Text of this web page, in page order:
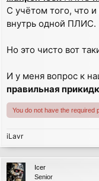
С учётом того, что
внутрь одной ПЛИС.
Но это чисто вот
И у меня вопрос к
правильная
You do not have the required
iLavr
Icer
Senior